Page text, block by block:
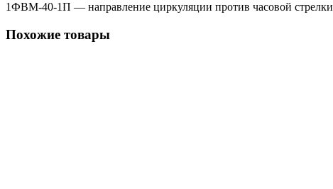
1ФВМ-40-1П — направление циркуляции против часовой стрелки
Похожие товары